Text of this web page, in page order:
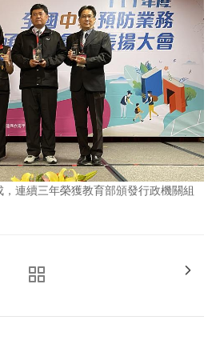
連續三年榮獲教育部頒發行政機關組